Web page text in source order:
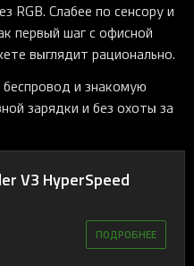
RGB. Слабее по сенсору и
первый шаг с офисной
выглядит рационально.
и знакомую
зарядки и без охоты за
V3 HyperSpeed
ПОДРОБНЕЕ